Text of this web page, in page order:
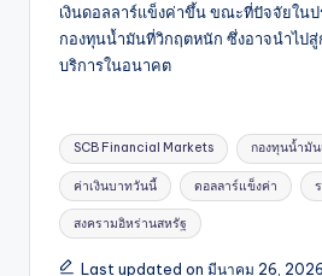
เงินดอลลาร์แข็งค่าขึ้น ขณะที่ปัจจัยในป
กองทุนน้ำมันที่วิกฤตหนัก ซึ่งอาจนำไป
บริการในอนาคต
Tags:
SCB Financial Markets กองทุนน้ำมัน
ค่าเงินบาทวันนี้ ดอลลาร์แข็งค่า
สงครามอิหร่านสหรัฐ
Last updated on มีนาคม 26, 2026